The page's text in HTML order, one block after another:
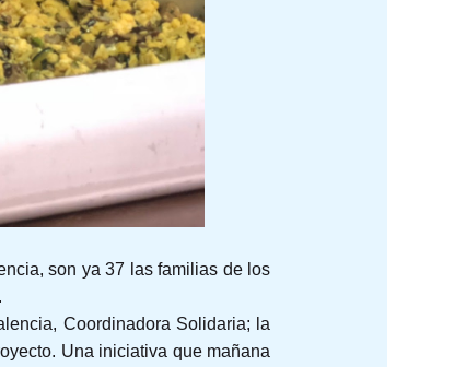
son ya 37 las familias de los
Coordinadora Solidaria; la
Una iniciativa que mañana